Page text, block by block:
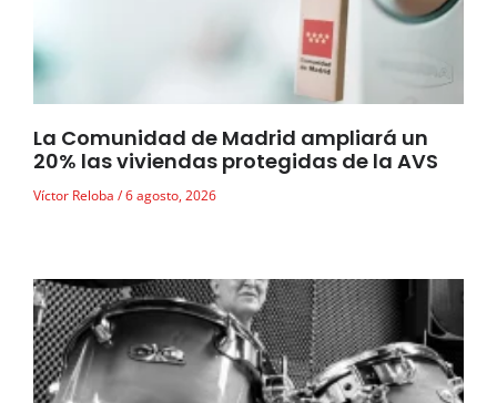
La Comunidad de Madrid ampliará un
20% las viviendas protegidas de la AVS
Víctor Reloba 6 agosto, 2026